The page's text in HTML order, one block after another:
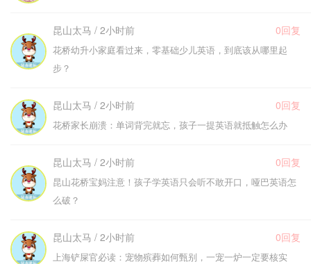
昆山太马 / 2小时前 0回复
花桥幼升小家庭看过来，零基础少儿英语，到底该从哪里起
步？
昆山太马 / 2小时前 0回复
花桥家长崩溃：单词背完就忘，孩子一提英语就抵触怎么办
昆山太马 / 2小时前 0回复
昆山花桥宝妈注意！孩子学英语只会听不敢开口，哑巴英语怎
么破？
昆山太马 / 2小时前 0回复
上海铲屎官必读：宠物殡葬如何甄别，一宠一炉一定要核实